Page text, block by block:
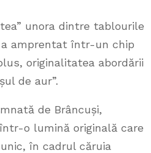
unora dintre tablourile
amprentat într-un chip
originalitatea abordării
de aur”.
de Brâncuși,
o lumină originală care
în cadrul căruia